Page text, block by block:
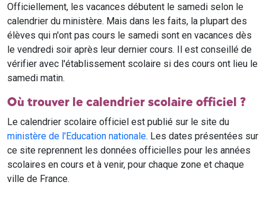
Officiellement, les vacances débutent le samedi selon le
calendrier du ministère. Mais dans les faits, la plupart des
élèves qui n'ont pas cours le samedi sont en vacances dès
le vendredi soir après leur dernier cours. Il est conseillé de
vérifier avec l'établissement scolaire si des cours ont lieu le
samedi matin.
Où trouver le calendrier scolaire officiel ?
Le calendrier scolaire officiel est publié sur le site du
ministère de l'Education nationale. Les dates présentées sur
ce site reprennent les données officielles pour les années
scolaires en cours et à venir, pour chaque zone et chaque
ville de France.